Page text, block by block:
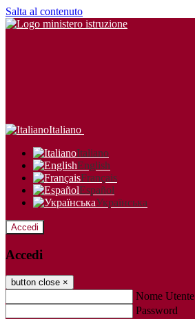
Salta al contenuto
Italiano
Italiano
English
Français
Español
Українська
Accedi
Accedi
button close ×
Nome Utente
Password